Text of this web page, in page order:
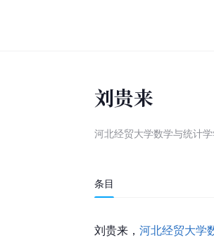
刘贵来
河北经贸大学数学与统计
条目
刘贵来， 河北经贸大学